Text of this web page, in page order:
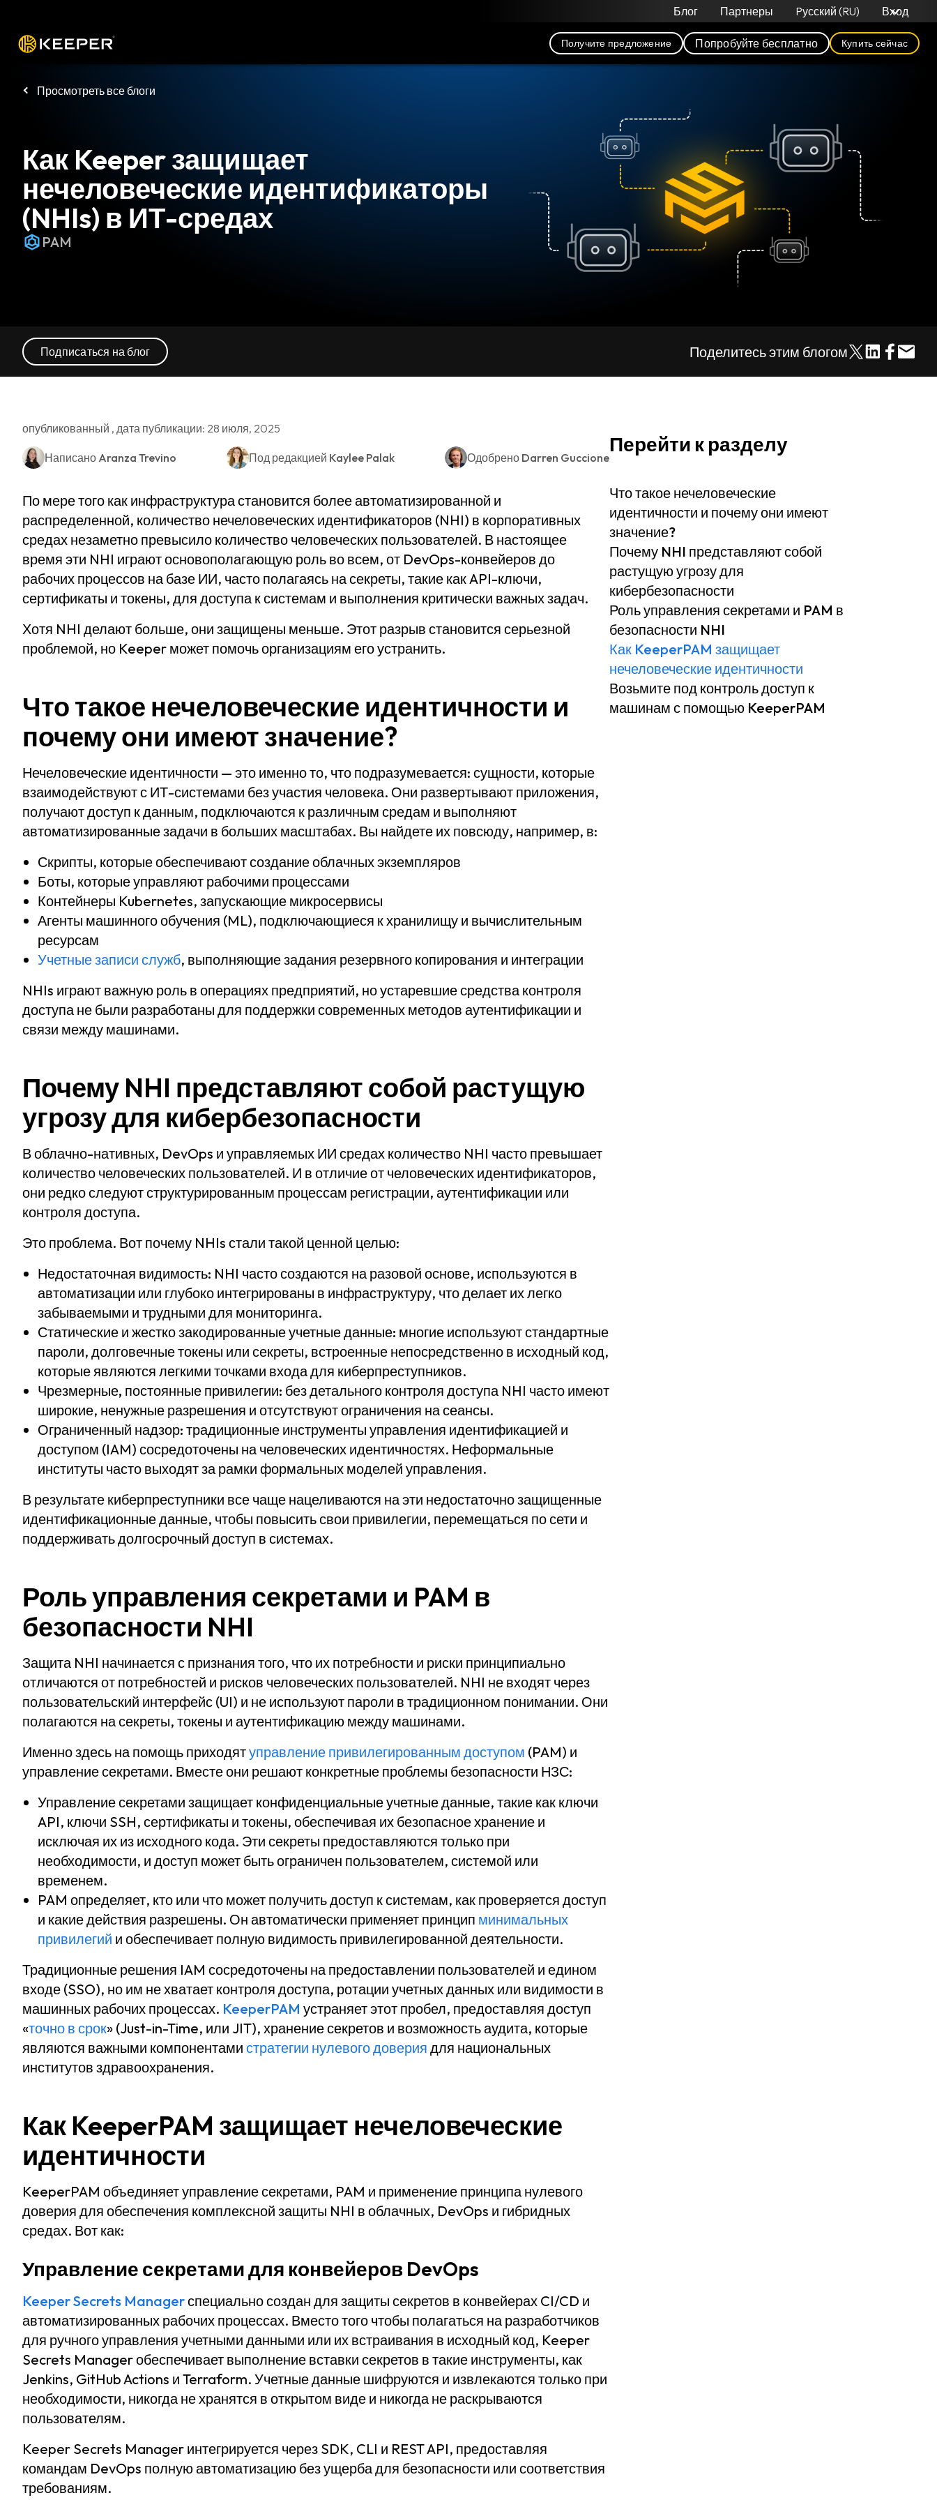
Блог Партнеры Pусский (RU) Вход
Получите предложение Попробуйте бесплатно Купить сейчас
Просмотреть все блоги
Как Keeper защищает
нечеловеческие идентификаторы
(NHIs) в ИТ-средах
PAM
Подписаться на блог Поделитесь этим блогом
опубликованный , дата публикации: 28 июля, 2025
Написано Aranza Trevino Под редакцией Kaylee Palak Одобрено Darren Guccione
По мере того как инфраструктура становится более автоматизированной и
распределенной, количество нечеловеческих идентификаторов (NHI) в корпоративных
средах незаметно превысило количество человеческих пользователей. В настоящее
время эти NHI играют основополагающую роль во всем, от DevOps-конвейеров до
рабочих процессов на базе ИИ, часто полагаясь на секреты, такие как API-ключи,
сертификаты и токены, для доступа к системам и выполнения критически важных задач.
Хотя NHI делают больше, они защищены меньше. Этот разрыв становится серьезной
проблемой, но Keeper может помочь организациям его устранить.
Что такое нечеловеческие идентичности и
почему они имеют значение?
Нечеловеческие идентичности — это именно то, что подразумевается: сущности, которые
взаимодействуют с ИТ-системами без участия человека. Они развертывают приложения,
получают доступ к данным, подключаются к различным средам и выполняют
автоматизированные задачи в больших масштабах. Вы найдете их повсюду, например, в:
Скрипты, которые обеспечивают создание облачных экземпляров
Боты, которые управляют рабочими процессами
Контейнеры Kubernetes, запускающие микросервисы
Агенты машинного обучения (ML), подключающиеся к хранилищу и вычислительным
ресурсам
Учетные записи служб, выполняющие задания резервного копирования и интеграции
NHIs играют важную роль в операциях предприятий, но устаревшие средства контроля
доступа не были разработаны для поддержки современных методов аутентификации и
связи между машинами.
Почему NHI представляют собой растущую
угрозу для кибербезопасности
В облачно-нативных, DevOps и управляемых ИИ средах количество NHI часто превышает
количество человеческих пользователей. И в отличие от человеческих идентификаторов,
они редко следуют структурированным процессам регистрации, аутентификации или
контроля доступа.
Это проблема. Вот почему NHIs стали такой ценной целью:
Недостаточная видимость: NHI часто создаются на разовой основе, используются в
автоматизации или глубоко интегрированы в инфраструктуру, что делает их легко
забываемыми и трудными для мониторинга.
Статические и жестко закодированные учетные данные: многие используют стандартные
пароли, долговечные токены или секреты, встроенные непосредственно в исходный код,
которые являются легкими точками входа для киберпреступников.
Чрезмерные, постоянные привилегии: без детального контроля доступа NHI часто имеют
широкие, ненужные разрешения и отсутствуют ограничения на сеансы.
Ограниченный надзор: традиционные инструменты управления идентификацией и
доступом (IAM) сосредоточены на человеческих идентичностях. Неформальные
институты часто выходят за рамки формальных моделей управления.
В результате киберпреступники все чаще нацеливаются на эти недостаточно защищенные
идентификационные данные, чтобы повысить свои привилегии, перемещаться по сети и
поддерживать долгосрочный доступ в системах.
Роль управления секретами и PAM в
безопасности NHI
Защита NHI начинается с признания того, что их потребности и риски принципиально
отличаются от потребностей и рисков человеческих пользователей. NHI не входят через
пользовательский интерфейс (UI) и не используют пароли в традиционном понимании. Они
полагаются на секреты, токены и аутентификацию между машинами.
Именно здесь на помощь приходятуправление привилегированным доступом (PAM) и
управление секретами. Вместе они решают конкретные проблемы безопасности НЗС:
Управление секретами защищает конфиденциальные учетные данные, такие как ключи
API, ключи SSH, сертификаты и токены, обеспечивая их безопасное хранение и
исключая их из исходного кода. Эти секреты предоставляются только при
необходимости, и доступ может быть ограничен пользователем, системой или
временем.
PAM определяет, кто или что может получить доступ к системам, как проверяется доступ
и какие действия разрешены. Он автоматически применяет принцип минимальных
привилегий и обеспечивает полную видимость привилегированной деятельности.
Традиционные решения IAM сосредоточены на предоставлении пользователей и едином
входе (SSO), но им не хватает контроля доступа, ротации учетных данных или видимости в
машинных рабочих процессах. KeeperPAM устраняет этот пробел, предоставляя доступ
«точно в срок» (Just-in-Time, или JIT), хранение секретов и возможность аудита, которые
являются важными компонентами стратегии нулевого доверия для национальных
институтов здравоохранения.
Как KeeperPAM защищает нечеловеческие
идентичности
KeeperPAM объединяет управление секретами, PAM и применение принципа нулевого
доверия для обеспечения комплексной защиты NHI в облачных, DevOps и гибридных
средах. Вот как:
Управление секретами для конвейеров DevOps
Keeper Secrets Managerспециально создан для защиты секретов в конвейерах CI/CD и
автоматизированных рабочих процессах. Вместо того чтобы полагаться на разработчиков
для ручного управления учетными данными или их встраивания в исходный код, Keeper
Secrets Manager обеспечивает выполнение вставки секретов в такие инструменты, как
Jenkins, GitHub Actions и Terraform. Учетные данные шифруются и извлекаются только при
необходимости, никогда не хранятся в открытом виде и никогда не раскрываются
пользователям.
Keeper Secrets Manager интегрируется через SDK, CLI и REST API, предоставляя
командам DevOps полную автоматизацию без ущерба для безопасности или соответствия
требованиям.
Перейти к разделу
Что такое нечеловеческие
идентичности и почему они имеют
значение?
Почему NHI представляют собой
растущую угрозу для
кибербезопасности
Роль управления секретами и PAM в
безопасности NHI
Как KeeperPAM защищает
нечеловеческие идентичности
Возьмите под контроль доступ к
машинам с помощью KeeperPAM